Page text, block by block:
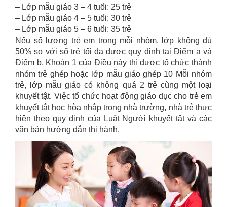
– Lớp mẫu giáo 3 – 4 tuổi: 25 trẻ
– Lớp mẫu giáo 4 – 5 tuổi: 30 trẻ
– Lớp mẫu giáo 5 – 6 tuổi: 35 trẻ
Nếu số lượng trẻ em trong mỗi nhóm, lớp không đủ
50% so với số trẻ tối đa được quy định tại Điểm a và
Điểm b, Khoản 1 của Điều này thì được tổ chức thành
nhóm trẻ ghép hoặc lớp mẫu giáo ghép 10 Mỗi nhóm
trẻ, lớp mẫu giáo có không quá 2 trẻ cùng một loại
khuyết tật. Việc tổ chức hoạt động giáo dục cho trẻ em
khuyết tật học hòa nhập trong nhà trường, nhà trẻ thực
hiện theo quy định của Luật Người khuyết tật và các
văn bản hướng dẫn thi hành.